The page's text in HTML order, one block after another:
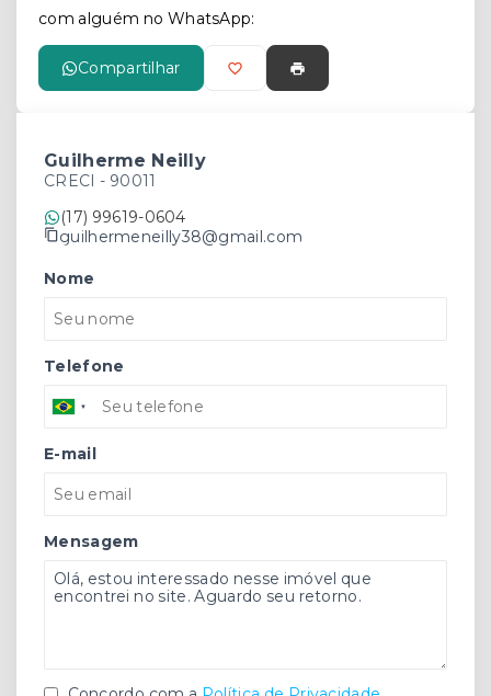
com alguém no WhatsApp:
Compartilhar
Guilherme Neilly
CRECI - 90011
(17) 99619-0604
guilhermeneilly38@gmail.com
Nome
Telefone
E-mail
Mensagem